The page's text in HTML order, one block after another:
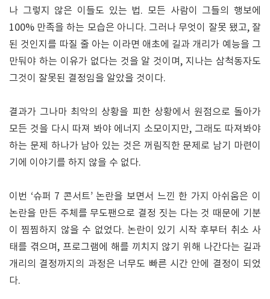
나 그렇지 않은 이들도 있는 법. 모든 사람이 그들의 행보에
100% 만족을 하는 모습은 아니다. 그러나 무엇이 잘못 됐고, 잘
된 것인지를 따질 줄 아는 이라면 애초에 길과 개리가 예능을 그
만둬야 하는 이유가 없다는 것을 알 것이며, 지나는 삼척동자도
그것이 잘못된 결정임을 알았을 것이다.
결과가 그나마 최악의 상황을 피한 상황에서 원점으로 돌아가
모든 것을 다시 따져 봐야 에너지 소모이지만, 그래도 따져봐야
하는 문제 하나가 남아 있는 것은 꺼림직한 문제로 남기 마련이
기에 이야기를 하지 않을 수 없다.
이번 ‘슈퍼 7 콘서트’ 논란을 보면서 느낀 한 가지 아쉬움은 이
논란을 만든 주체를 무도팬으로 결정 짓는 다는 것 때문에 기분
이 찜찜하지 않을 수 없었다. 논란이 있기 시작 후부터 취소 사
태를 겪으며, 프로그램에 해를 끼치지 않기 위해 나간다는 길과
개리의 결정까지의 과정은 너무도 빠른 시간 안에 결정이 되었
다.